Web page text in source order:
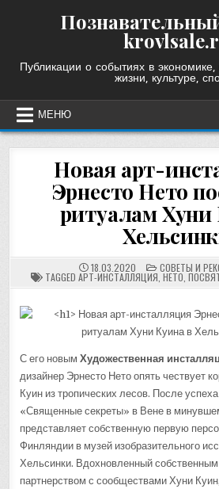
Публикации о событиях в
жизни, культуре,
МЕНЮ
Новая арт-
Эрнесто Нето
ритуалам Хуни
18.03.2020 POSTED
IN
СОВЕТЫ И
TAGGED АРТ-ИНСТАЛЛЯЦИЯ НЕТО
С его новымХудожественная
дизайнер Эрнесто Нето опять чествует
Куин из тропических лесов. После
«Священные секреты» в Вене в
представляет собственную первую
Финляндии в музей изобразительного
Хельсинки. Вдохновленный
партнерством с сообществами Хуни